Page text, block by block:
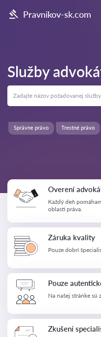
Pravnikov-sk.com
Služby
Správne právo Trestné právo
Overení
Každý deň
oblasti práva.
Záruka kvality
Pouze dobrí
Pouze
Na našej stránke sú
Zkušení